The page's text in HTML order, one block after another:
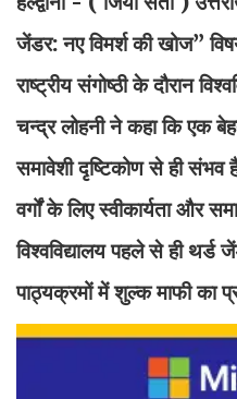
जेंडर: नए विमर्श की खोज”
राष्ट्रीय संगोष्ठी के दौरान
चन्द्र लोहनी ने कहा कि एक
समावेशी दृष्टिकोण से ही
वर्गों के लिए स्वीकार्यता और
विश्वविद्यालय पहले से ही
पाठ्यक्रमों में शुल्क माफी का